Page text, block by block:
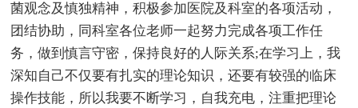
菌观念及慎独精神，积极参加医院及科室的各项活动，
团结协助，同科室各位老师一起努力完成各项工作任
务，做到慎言守密，保持良好的人际关系;在学习上，我
深知自己不仅要有扎实的理论知识，还要有较强的临床
操作技能，所以我要不断学习，自我充电，注重把理论